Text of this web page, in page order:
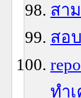
สา
สอ
ทำ